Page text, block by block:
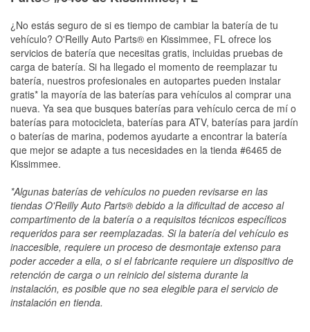
¿No estás seguro de si es tiempo de cambiar la batería de tu
vehículo? O'Reilly Auto Parts® en Kissimmee, FL ofrece los
servicios de batería que necesitas gratis, incluidas pruebas de
carga de batería. Si ha llegado el momento de reemplazar tu
batería, nuestros profesionales en autopartes pueden instalar
gratis* la mayoría de las baterías para vehículos al comprar una
nueva. Ya sea que busques baterías para vehículo cerca de mí o
baterías para motocicleta, baterías para ATV, baterías para jardín
o baterías de marina, podemos ayudarte a encontrar la batería
que mejor se adapte a tus necesidades en la tienda #6465 de
Kissimmee.
*Algunas baterías de vehículos no pueden revisarse en las
tiendas O'Reilly Auto Parts® debido a la dificultad de acceso al
compartimento de la batería o a requisitos técnicos específicos
requeridos para ser reemplazadas. Si la batería del vehículo es
inaccesible, requiere un proceso de desmontaje extenso para
poder acceder a ella, o si el fabricante requiere un dispositivo de
retención de carga o un reinicio del sistema durante la
instalación, es posible que no sea elegible para el servicio de
instalación en tienda.